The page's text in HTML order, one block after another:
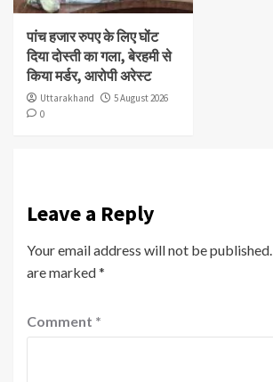
पांच हजार रुपए के लिए घोंट
दिया दोस्ती का गला, बेरहमी से
किया मर्डर, आरोपी अरेस्ट
Uttarakhand
5 August 2026
0
Leave a Reply
Your email address will not be published.
are marked*
Comment *